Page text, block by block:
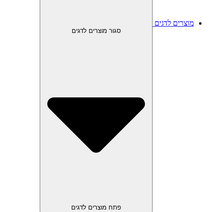
מוצרים לדגים
סגור מוצרים לדגים
פתח מוצרים לדגים